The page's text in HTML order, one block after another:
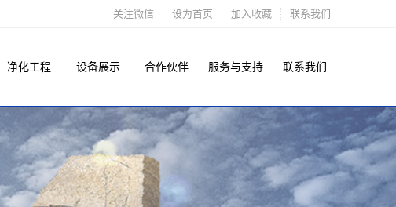
关注微信 设为首页 加入收藏 联系我们
净化工程 设备展示 合作伙伴 服务与支持 联系我们